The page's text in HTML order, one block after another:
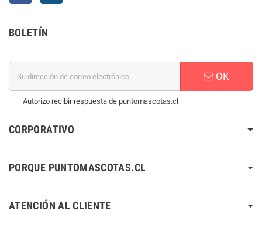
BOLETÍN
OK
Autorizo recibir respuesta de puntomascotas.cl
CORPORATIVO
PORQUE PUNTOMASCOTAS.CL
ATENCIÓN AL CLIENTE